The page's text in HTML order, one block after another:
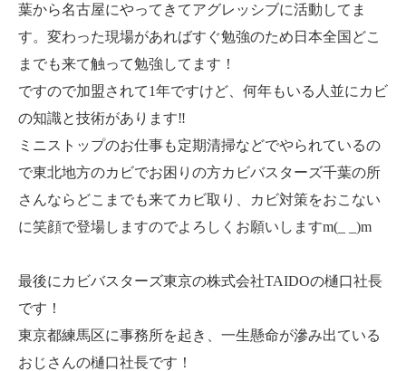
葉から名古屋にやってきてアグレッシブに活動してま
す。変わった現場があればすぐ勉強のため日本全国どこ
までも来て触って勉強してます！
ですので加盟されて1年ですけど、何年もいる人並にカビ
の知識と技術があります‼️
ミニストップのお仕事も定期清掃などでやられているの
で東北地方のカビでお困りの方カビバスターズ千葉の所
さんならどこまでも来てカビ取り、カビ対策をおこない
に笑顔で登場しますのでよろしくお願いしますm(_ _)m
最後にカビバスターズ東京の株式会社TAIDOの樋口社長
です！
東京都練馬区に事務所を起き、一生懸命が滲み出ている
おじさんの樋口社長です！